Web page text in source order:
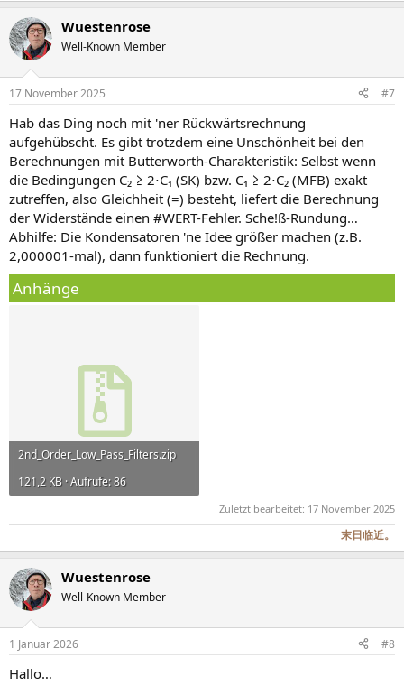
Wuestenrose
Well-Known Member
17 November 2025 #7
Hab das Ding noch mit 'ner Rückwärtsrechnung
aufgehübscht. Es gibt trotzdem eine Unschönheit bei den
Berechnungen mit Butterworth-Charakteristik: Selbst wenn
die Bedingungen C₂ ≥ 2⋅C₁ (SK) bzw. C₁ ≥ 2⋅C₂ (MFB) exakt
zutreffen, also Gleichheit (=) besteht, liefert die Berechnung
der Widerstände einen #WERT-Fehler. Sche!ß-Rundung…
Abhilfe: Die Kondensatoren 'ne Idee größer machen (z.B.
2,000001-mal), dann funktioniert die Rechnung.
Anhänge
2nd_Order_Low_Pass_Filters.zip
121,2 KB · Aufrufe: 86
Zuletzt bearbeitet: 17 November 2025
末日临近。
Wuestenrose
Well-Known Member
1 Januar 2026 #8
Hallo…